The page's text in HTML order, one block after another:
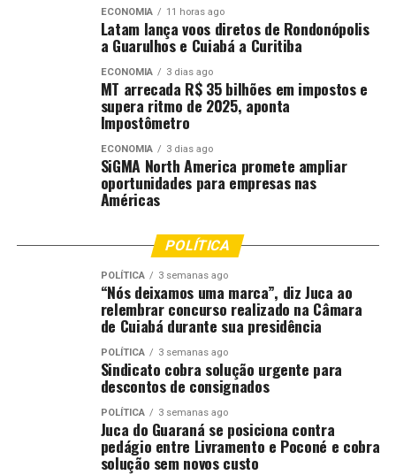
O gerente de agronegócio da Aiba, Aloísio Júnior,
detalhou o funcionamento do vazio sanitário na Região
1, que concentra a maior parte da produção de soja do
estado e engloba os municípios de Luís Eduardo
Magalhães, Barreiras, São Desidério, Formosa do Rio
Preto, Correntina, Riachão das Neves, Cocos e Santa
Maria da Vitória.
“Na Região 1 — onde é o cultivo de 98% das lavouras de
dia 26 de junho e vai até o dia 7 de outubro
Durante este período regulamentar, fica
terminantemente proibido semear, cultivar ou manter
plantas vivas de soja em qualquer estágio de
desenvolvimento.
Aloísio alertou ainda para os cuidados com as chamadas
plantas voluntárias: “Nesse período é proibido semear,
cultivar e ter plantas germinadas de forma
, que nós chamamos de plantas guaxas ou
ECONOMIA 11 horas ago
Latam lança voos diretos de Rondonópolis
a Guarulhos e Cuiabá a Curitiba
ECONOMIA 3 dias ago
MT arrecada R$ 35 bilhões em impostos e
supera ritmo de 2025, aponta
Impostômetro
ECONOMIA 3 dias ago
SiGMA North America promete ampliar
oportunidades para empresas nas
Américas
POLÍTICA
POLÍTICA 3 semanas ago
“Nós deixamos uma marca”, diz Juca ao
relembrar concurso realizado na Câmara
de Cuiabá durante sua presidência
POLÍTICA 3 semanas ago
Sindicato cobra solução urgente para
descontos de consignados
POLÍTICA 3 semanas ago
Juca do Guaraná se posiciona contra
pedágio entre Livramento e Poconé e cobra
solução sem novos custo